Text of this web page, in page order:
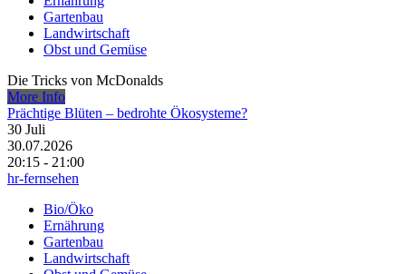
Gartenbau
Landwirtschaft
Obst und Gemüse
Die Tricks von McDonalds
More Info
Prächtige Blüten – bedrohte Ökosysteme?
30 Juli
30.07.2026
20:15 - 21:00
hr-fernsehen
Bio/Öko
Ernährung
Gartenbau
Landwirtschaft